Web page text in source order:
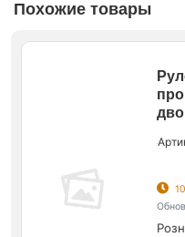
Похожие товары